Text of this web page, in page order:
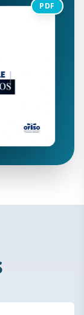
PDF